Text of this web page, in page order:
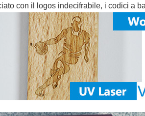
con il logos indecifrabile, i codici a